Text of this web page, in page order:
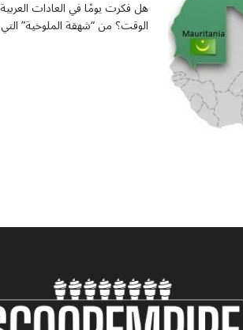
هل فكرت يومًا في العادات
الوقت؟ من “شهقة الملوخية”